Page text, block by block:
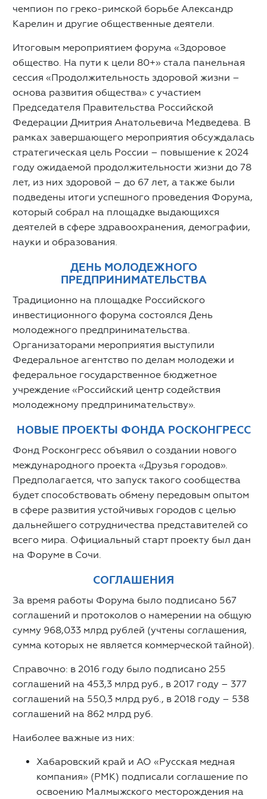
чемпион по греко-римской борьбе Александр
Карелин и другие общественные деятели.
Итоговым мероприятием форума «Здоровое
общество. На пути к цели 80+» стала панельная
сессия «Продолжительность здоровой жизни –
основа развития общества» с участием
Председателя Правительства Российской
Федерации Дмитрия Анатольевича Медведева. В
рамках завершающего мероприятия обсуждалась
стратегическая цель России – повышение к 2024
году ожидаемой продолжительности жизни до 78
лет, из них здоровой – до 67 лет, а также были
подведены итоги успешного проведения Форума,
который собрал на площадке выдающихся
деятелей в сфере здравоохранения, демографии,
науки и образования.
ДЕНЬ МОЛОДЕЖНОГО
ПРЕДПРИНИМАТЕЛЬСТВА
Традиционно на площадке Российского
инвестиционного форума состоялся День
молодежного предпринимательства.
Организаторами мероприятия выступили
Федеральное агентство по делам молодежи и
федеральное государственное бюджетное
учреждение «Российский центр содействия
молодежному предпринимательству».
НОВЫЕ ПРОЕКТЫ ФОНДА РОСКОНГРЕСС
Фонд Росконгресс объявил о создании нового
международного проекта «Друзья городов».
Предполагается, что запуск такого сообщества
будет способствовать обмену передовым опытом
в сфере развития устойчивых городов с целью
дальнейшего сотрудничества представителей со
всего мира. Официальный старт проекту был дан
на Форуме в Сочи.
СОГЛАШЕНИЯ
За время работы Форума было подписано 567
соглашений и протоколов о намерении на общую
сумму 968,033 млрд рублей (учтены соглашения,
сумма которых не является коммерческой тайной).
Справочно: в 2016 году было подписано 255
соглашений на 453,3 млрд руб., в 2017 году – 377
соглашений на 550,3 млрд руб., в 2018 году – 538
соглашений на 862 млрд руб.
Наиболее важные из них:
Хабаровский край и АО «Русская медная
компания» (РМК) подписали соглашение по
освоению Малмыжского месторождения на